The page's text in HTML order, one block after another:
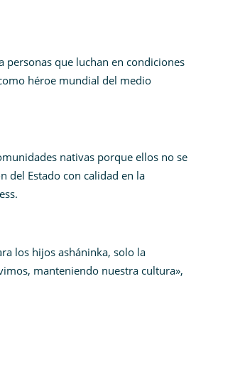
que luchan en condiciones
héroe mundial del medio
nativas porque ellos no se
del Estado con calidad en la
los hijos asháninka, solo la
manteniendo nuestra cultura»,